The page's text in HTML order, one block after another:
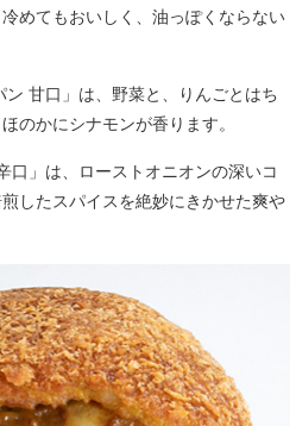
めてもおいしく、油っぽくならない
甘口」は、野菜と、りんごとはち
のかにシナモンが香ります。
」は、ローストオニオンの深いコ
したスパイスを絶妙にきかせた爽や